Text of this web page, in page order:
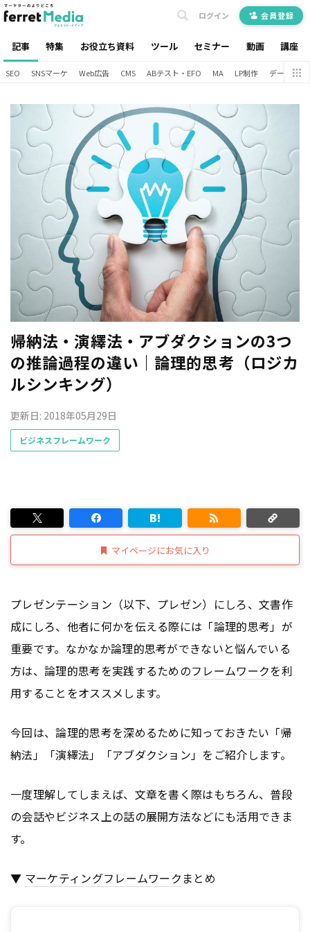
記事 特集 お役立ち資料 ツール セミナー 動画 講座
ログイン 会員登録
SEO SNSマーケ Web広告 CMS ABテスト・EFO MA LP制作 データ分析
帰納法・演繹法・アブダクションの3つ
の推論過程の違い｜論理的思考（ロジカ
ルシンキング）
更新日: 2018年05月29日
ビジネスフレームワーク
マイページにお気に入り
プレゼンテーション（以下、プレゼン）にしろ、文書作
成にしろ、他者に何かを伝える際には「論理的思考」が
重要です。なかなか論理的思考ができないと悩んでいる
方は、論理的思考を実践するためのフレームワークを利
用することをオススメします。
今回は、論理的思考を深めるために知っておきたい「帰
納法」「演繹法」「アブダクション」をご紹介します。
一度理解してしまえば、文章を書く際はもちろん、普段
の会話やビジネス上の話の展開方法などにも活用できま
す。
▼ マーケティングフレームワーク まとめ